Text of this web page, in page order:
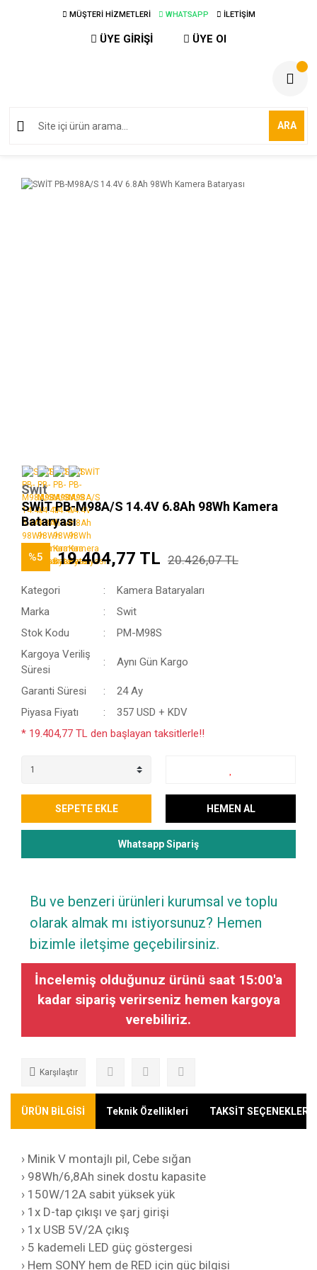
MÜŞTERİ HİZMETLERİ WHATSAPP İLETİŞİM
ÜYE GİRİŞİ ÜYE Ol
ARA
Swit
SWİT PB-M98A/S 14.4V 6.8Ah 98Wh Kamera
Bataryası
%5 19.404,77 TL 20.426,07 TL
Kategori
Kamera Bataryaları
Marka
Swit
Stok Kodu
PM-M98S
Kargoya Veriliş
Süresi
Aynı Gün Kargo
Garanti Süresi
24 Ay
Piyasa Fiyatı
357 USD + KDV
* 19.404,77 TL den başlayan taksitlerle!!
SEPETE EKLE HEMEN AL
Whatsapp Sipariş
Bu ve benzeri ürünleri kurumsal ve toplu
olarak almak mı istiyorsunuz? Hemen
bizimle iletşime geçebilirsiniz.
İncelemiş olduğunuz ürünü saat 15:00'a
kadar sipariş verirseniz hemen kargoya
verebiliriz.
Karşılaştır
ÜRÜN BİLGİSİ Teknik Özellikleri TAKSİT SEÇENEKLERİ
› Minik V montajlı pil, Cebe sığan
› 98Wh/6,8Ah sinek dostu kapasite
› 150W/12A sabit yüksek yük
› 1x D-tap çıkışı ve şarj girişi
› 1x USB 5V/2A çıkış
› 5 kademeli LED güç göstergesi
› Hem SONY hem de RED için güç bilgisi